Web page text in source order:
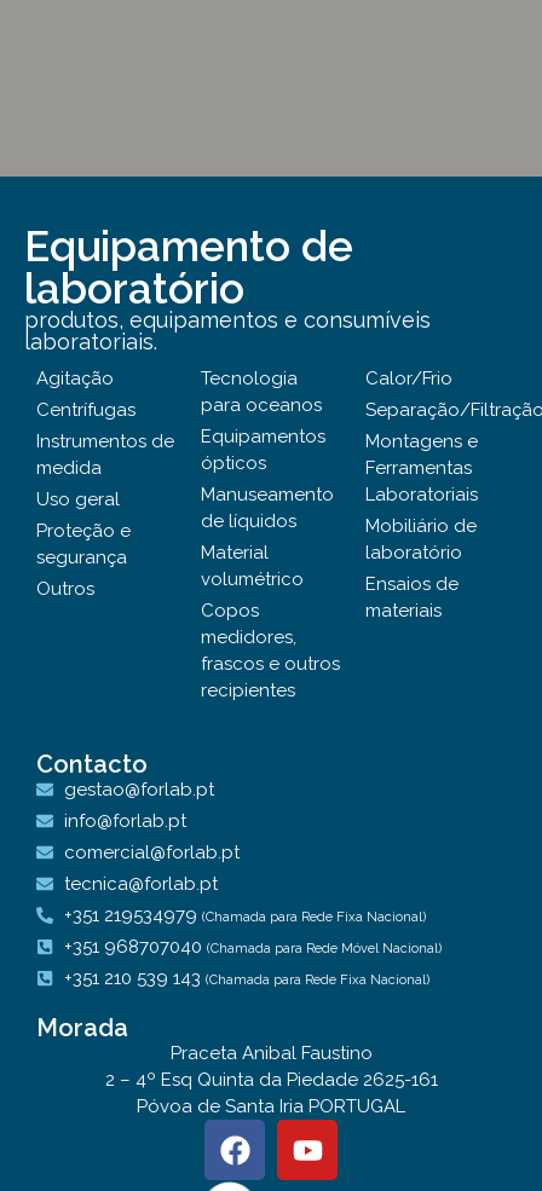
Equipamento de
laboratório
produtos, equipamentos e consumíveis
laboratoriais.
Agitação
Centrífugas
Instrumentos de
medida
Uso geral
Proteção e
segurança
Outros
Tecnologia
para oceanos
Equipamentos
ópticos
Manuseamento
de líquidos
Material
volumétrico
Copos
medidores,
frascos e outros
recipientes
Calor/Frio
Separação/
Montagens e
Ferramentas
Laboratoriais
Mobiliário de
laboratório
Ensaios de
materiais
Contacto
gestao@forlab.pt
info@forlab.pt
comercial@forlab.pt
tecnica@forlab.pt
+351 219534979 (Chamada para Rede Fixa Nacional)
+351 968707040 (Chamada para Rede Móvel Nacional)
+351 210 539 143 (Chamada para Rede Fixa Nacional)
Morada
Praceta Anibal Faustino
2 – 4º Esq Quinta da Piedade 2625-161
Póvoa de Santa Iria PORTUGAL